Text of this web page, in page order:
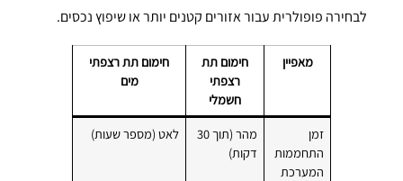
לבחירה פופולרית עבור אזורים קטנים יותר או שיפוץ נכסים.
מאפיין
חימום תת
רצפתי
חשמלי
חימום תת רצפתי
מים
זמן
התחממות
המערכת
מהר (תוך 30
דקות)
לאט (מספר שעות)